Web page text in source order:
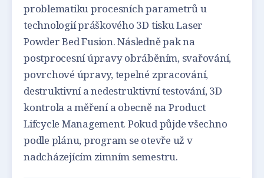
problematiku procesních parametrů u
technologií práškového 3D tisku Laser
Powder Bed Fusion. Následně pak na
postprocesní úpravy obráběním, svařování,
povrchové úpravy, tepelné zpracování,
destruktivní a nedestruktivní testování, 3D
kontrola a měření a obecně na Product
Lifcycle Management. Pokud půjde všechno
podle plánu, program se otevře už v
nadcházejícím zimním semestru.